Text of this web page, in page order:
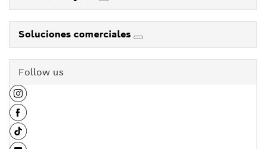
Soluciones comerciales
Follow us